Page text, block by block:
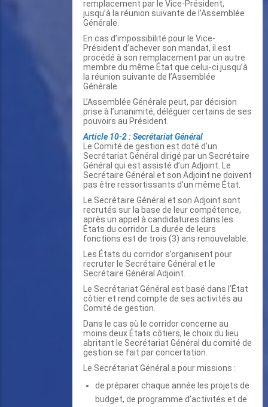
remplacement par le Vice-Président,
jusqu’à la réunion suivante de l’Assemblée
Générale.
En cas d’impossibilité pour le Vice-
Président d’achever son mandat, il est
procédé à son remplacement par un autre
membre du même État que celui-ci jusqu’à
la réunion suivante de l’Assemblée
Générale.
L’Assemblée Générale peut, par décision
prise à l’unanimité, déléguer certains de ses
pouvoirs au Président.
Article 10-2 : Secrétariat Général
Le Comité de gestion est doté d’un
Secrétariat Général dirigé par un Secrétaire
Général qui est assisté d’un Adjoint. Le
Secrétaire Général et son Adjoint ne doivent
pas être ressortissants d’un même État.
Le Secrétaire Général et son Adjoint sont
recrutés sur la base de leur compétence,
après un appel à candidatures dans les
États du corridor. La durée de leurs
fonctions est de trois (3) ans renouvelable.
Les États du corridor s’organisent pour
recruter le Secrétaire Général et le
Secrétaire Général Adjoint.
Le Secrétariat Général est basé dans l’État
côtier et rend compte de ses activités au
Comité de gestion.
Dans le cas où le corridor concerne au
moins deux États côtiers, le choix du lieu
abritant le Secrétariat Général du comité de
gestion se fait par concertation.
Le Secrétariat Général a pour missions :
de préparer chaque année les projets de
budget, de programme d’activités et de